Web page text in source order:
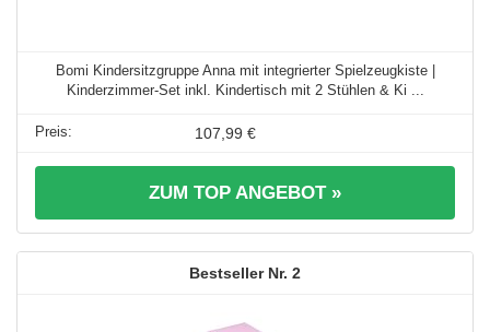
Bomi Kindersitzgruppe Anna mit integrierter Spielzeugkiste |
Kinderzimmer-Set inkl. Kindertisch mit 2 Stühlen & Ki ...
107,99 €
ZUM TOP ANGEBOT »
2